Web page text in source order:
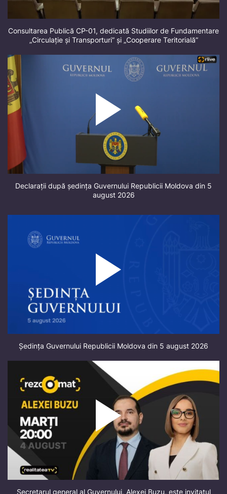
Consultarea Publică CP-01, dedicată Studiilor de Fundamentare
„Circulație și Transporturi” și „Cooperare Teritorială”
Declarații după ședința Guvernului Republicii Moldova din 5
august 2026
Ședința Guvernului Republicii Moldova din 5 august 2026
Secretarul general al Guvernului, Alexei Buzu, este invitatul